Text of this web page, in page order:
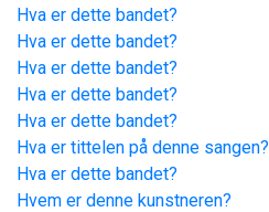
Hva er dette bandet?
Hva er dette bandet?
Hva er dette bandet?
Hva er dette bandet?
Hva er dette bandet?
Hva er tittelen på denne sangen?
Hva er dette bandet?
Hvem er denne kunstneren?